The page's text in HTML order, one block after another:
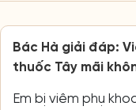
Bác Hà giải đáp:
thuốc Tây mãi
Em bị viêm phụ